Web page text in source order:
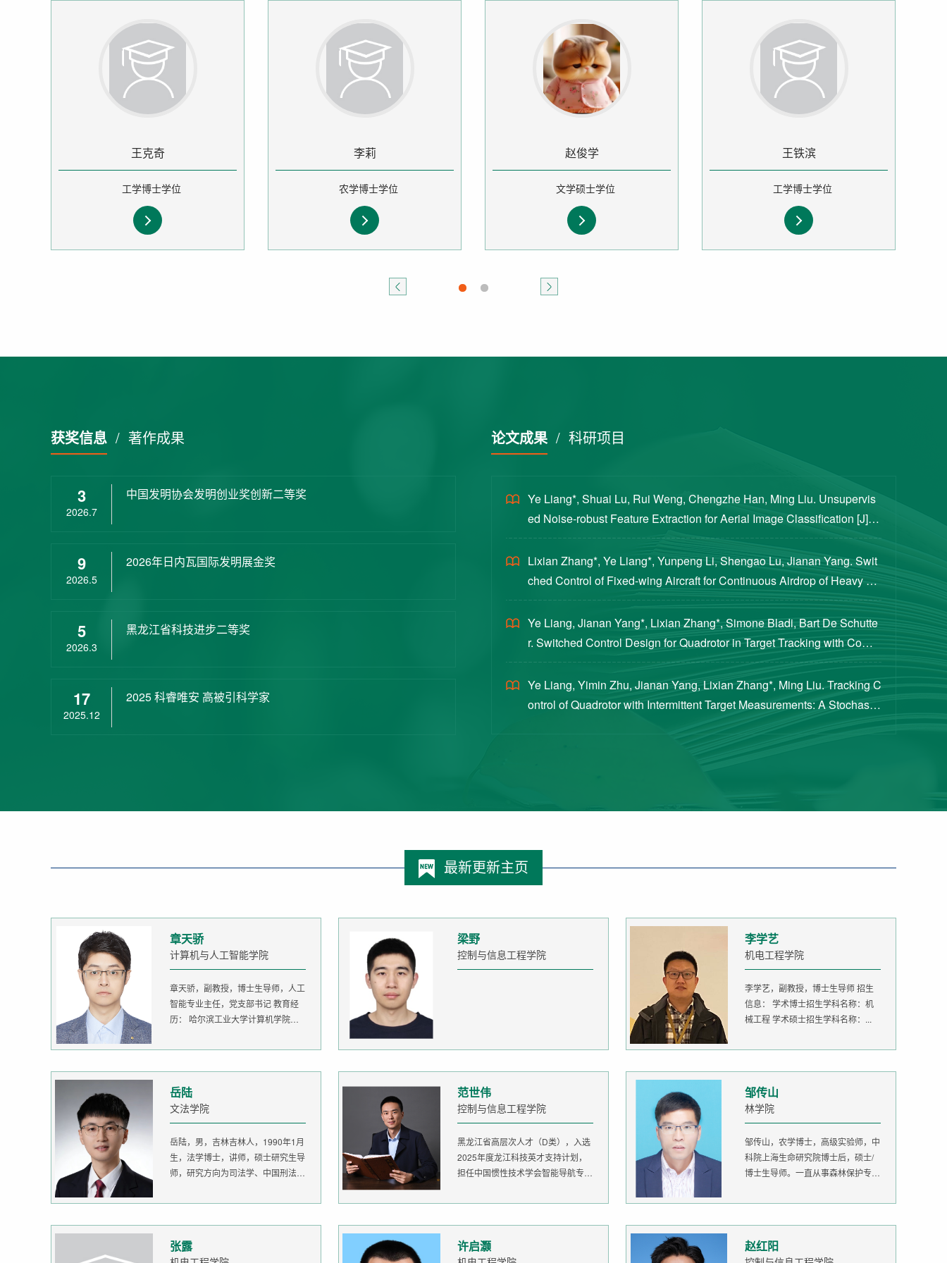
王克奇
工学博士学位
李莉
农学博士学位
赵俊学
文学硕士学位
王铁滨
工学博士学位
获奖信息 / 著作成果
3
2026.7
中国发明协会发明创业奖创新二等奖
9
2026.5
2026年日内瓦国际发明展金奖
5
2026.3
黑龙江省科技进步二等奖
17
2025.12
2025 科睿唯安 高被引科学家
论文成果/ 科研项目
Ye Liang*, Shuai Lu, Rui Weng, Chengzhe Han, Ming Liu. Unsupervis
ed Noise-robust Feature Extraction for Aerial Image Classification [J]. S
cience China Technological Sciences, 2020, 63(8): 1406-1415...
Lixian Zhang*, Ye Liang*, Yunpeng Li, Shengao Lu, Jianan Yang. Swit
ched Control of Fixed-wing Aircraft for Continuous Airdrop of Heavy Pa
yloads [J]. Journal of Guidance, Control, and Dynamics, 2023...
Ye Liang, Jianan Yang*, Lixian Zhang*, Simone Bladi, Bart De Schutte
r. Switched Control Design for Quadrotor in Target Tracking with Compl
ex Intermittent Measurements [J]. Journal of Guidance, Cont...
Ye Liang, Yimin Zhu, Jianan Yang, Lixian Zhang*, Ming Liu. Tracking C
ontrol of Quadrotor with Intermittent Target Measurements: A Stochastic
最新更新主页
章天骄
计算机与人工智能学院
章天骄，副教授，博士生导师，人工
智能专业主任，党支部书记 教育经
历： 哈尔滨工业大学计算机学院
梁野
控制与信息工程学院
李学艺
机电工程学院
李学艺，副教授，博士生导师 招生
信息： 学术博士招生学科名称：机
械工程 学术硕士招生学科名称：...
岳陆
文法学院
岳陆，男，吉林吉林人，1990年1月
生，法学博士，讲师，硕士研究生导
师，研究方向为司法学、中国刑法
范世伟
控制与信息工程学院
黑龙江省高层次人才（D类），入选
2025年度龙江科技英才支持计划，
担任中国惯性技术学会智能导航专委
邹传山
林学院
邹传山，农学博士，高级实验师，中
科院上海生命研究院博士后，硕士/
博士生导师。一直从事森林保护专业
张露 许启灏 赵红阳